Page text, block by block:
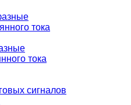
тока
тока
сигналов